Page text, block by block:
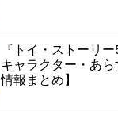
『トイ・ストーリ
キャラクター・あ
情報まとめ】